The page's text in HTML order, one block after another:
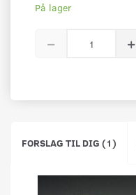
På lager
FORSLAG TIL DIG (1)